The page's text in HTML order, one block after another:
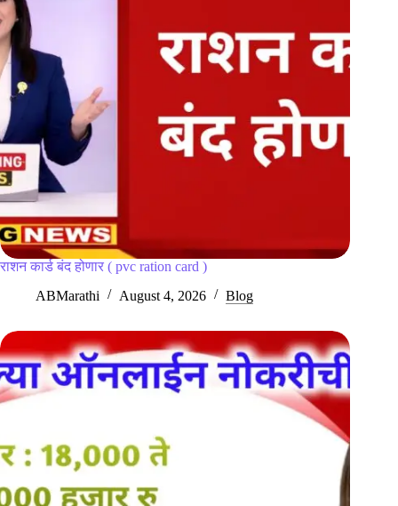
राशन कार्ड बंद होणार ( pvc ration card )
ABMarathi
August 4, 2026 Blog